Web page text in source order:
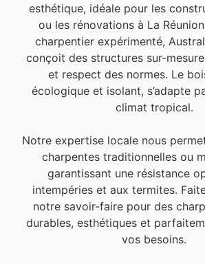
esthétique, idéale pour les
ou les rénovations à La
charpentier expérimenté,
conçoit des structures sur-
et respect des normes. Le
écologique et isolant, s’adapte
climat tropical.
Notre expertise locale nous
charpentes traditionnelles ou
garantissant une résistance
intempéries et aux termites.
notre savoir-faire pour des
durables, esthétiques et
vos besoins.